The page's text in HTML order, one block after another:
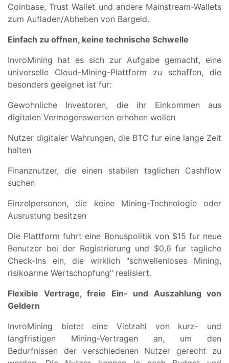
Coinbase, Trust Wallet und andere Mainstream-Wallets
zum Aufladen/Abheben von Bargeld.
Einfach zu offnen, keine technische Schwelle
InvroMining hat es sich zur Aufgabe gemacht, eine
universelle Cloud-Mining-Plattform zu schaffen, die
besonders geeignet ist fur:
Gewohnliche Investoren, die ihr Einkommen aus
digitalen Vermogenswerten erhohen wollen
Nutzer digitaler Wahrungen, die BTC fur eine lange Zeit
halten
Finanznutzer, die einen stabilen taglichen Cashflow
suchen
Einzelpersonen, die keine Mining-Technologie oder
Ausrustung besitzen
Die Plattform fuhrt eine Bonuspolitik von $15 fur neue
Benutzer bei der Registrierung und $0,6 fur tagliche
Check-Ins ein, die wirklich "schwellenloses Mining,
risikoarme Wertschopfung" realisiert.
Flexible Vertrage, freie Ein- und Auszahlung von
Geldern
InvroMining bietet eine Vielzahl von kurz- und
langfristigen Mining-Vertragen an, um den
Bedurfnissen der verschiedenen Nutzer gerecht zu